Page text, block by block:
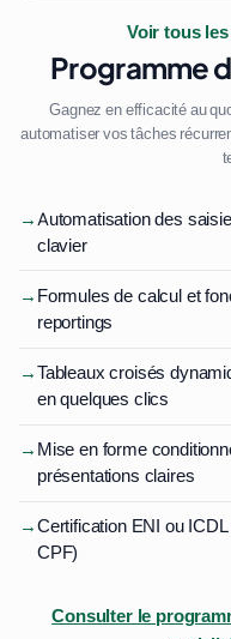
Voir tous
Programme
Gagnez en efficacité au
automatiser vos tâches
→Automatisation des
clavier
→ Formules de calcul et
reportings
→Tableaux croisés
en quelques clics
→ Mise en forme
présentations claires
→Certification ENI ou
CPF)
Consulter le